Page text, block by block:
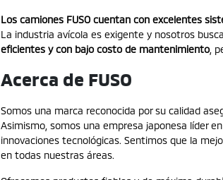
Los camiones FUSO cuentan con excelentes
La industria avícola es exigente y nosotros
eficientes y con bajo costo de mantenimiento,
Acerca de FUSO
Somos una marca reconocida por su calidad
Asimismo, somos una empresa japonesa líder
innovaciones tecnológicas. Sentimos que la
en todas nuestras áreas.